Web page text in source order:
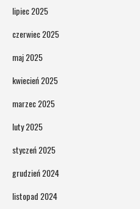
lipiec 2025
czerwiec 2025
maj 2025
kwiecień 2025
marzec 2025
luty 2025
styczeń 2025
grudzień 2024
listopad 2024